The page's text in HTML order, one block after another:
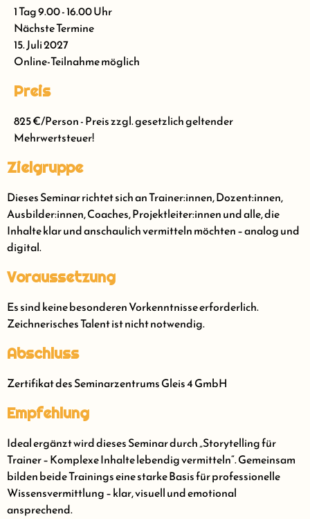
1 Tag 9.00 - 16.00 Uhr
Nächste Termine
15. Juli 2027
Online-Teilnahme möglich
Preis
825 €/Person - Preis zzgl. gesetzlich geltender
Mehrwertsteuer!
Zielgruppe
Dieses Seminar richtet sich an Trainer:innen, Dozent:innen,
Ausbilder:innen, Coaches, Projektleiter:innen und alle, die
Inhalte klar und anschaulich vermitteln möchten – analog und
digital.
Voraussetzung
Es sind keine besonderen Vorkenntnisse erforderlich.
Zeichnerisches Talent ist nicht notwendig.
Abschluss
Zertifikat des Seminarzentrums Gleis 4 GmbH
Empfehlung
Ideal ergänzt wird dieses Seminar durch „Storytelling für
Trainer – Komplexe Inhalte lebendig vermitteln“. Gemeinsam
bilden beide Trainings eine starke Basis für professionelle
Wissensvermittlung – klar, visuell und emotional
ansprechend.